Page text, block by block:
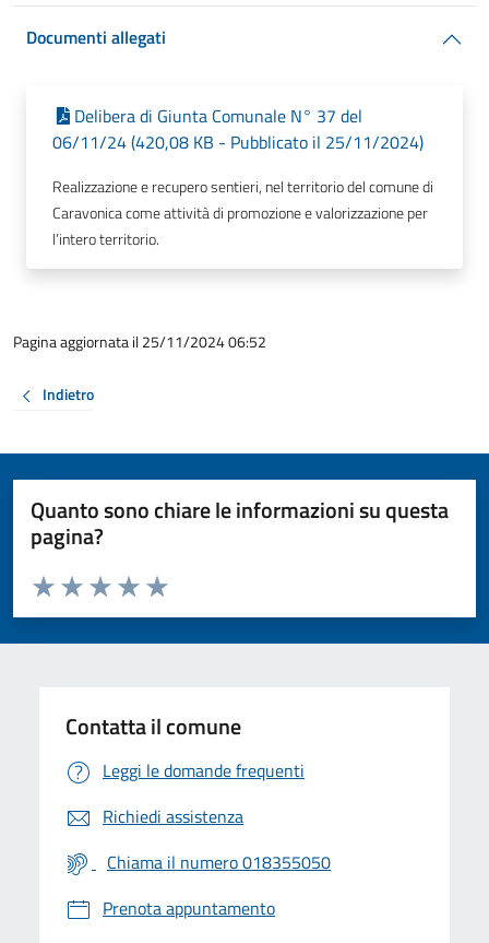
Documenti allegati
Delibera di Giunta Comunale N° 37 del
06/11/24 (420,08 KB - Pubblicato il 25/11/2024)
Realizzazione e recupero sentieri, nel territorio del comune di
Caravonica come attività di promozione e valorizzazione per
l’intero territorio.
Pagina aggiornata il 25/11/2024 06:52
Indietro
Quanto sono chiare le informazioni su questa
pagina?
Valuta da 1 a 5 stelle la pagina
Valuta 5 stelle su 5
Valuta 4 stelle su 5
Valuta 3 stelle su 5
Valuta 2 stelle su 5
Valuta 1 stelle su 5
Contatta il comune
Leggi le domande frequenti
Richiedi assistenza
Chiama il numero 018355050
Prenota appuntamento